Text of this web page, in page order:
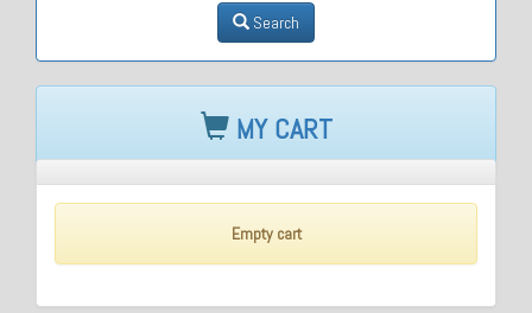
Search
MY CART
Empty cart